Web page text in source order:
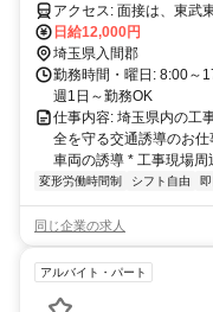
す。現在は20代スタッフが
ので、新人さんの不安な気
スタートするので、警備の
アクセス: 面接は、東武東上線「川越市駅」徒歩3分の 弊社オフィス
で実施します。 ※ご都合が合わない場合は、出張面接・電話面接等
も 可能ですのでお気軽
日給12,000円
埼玉県入間郡
勤務時間・曜日: 8:00
週1日～勤務OK
仕事内容: 埼玉県内の工
全を守る交通誘導のお
車両の誘導 * 工事現場
変形労働時間制 シフト自由
同じ企業の求人
アルバイト・パート